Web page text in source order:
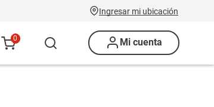
Ingresar mi ubicación
0 Mi cuenta